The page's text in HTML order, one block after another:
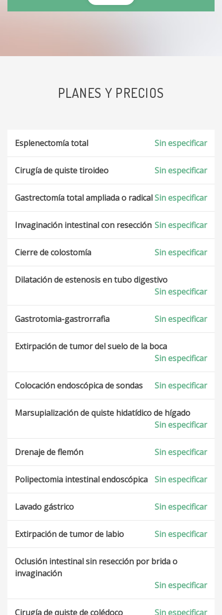
PLANES Y PRECIOS
Esplenectomía total Sin especificar
Cirugía de quiste tiroideo Sin especificar
Gastrectomía total ampliada o radicalSin especificar
Invaginación intestinal con resección Sin especificar
Cierre de colostomía Sin especificar
Dilatación de estenosis en tubo digestivo
Sin especificar
Gastrotomia-gastrorrafia Sin especificar
Extirpación de tumor del suelo de la boca
Sin especificar
Colocación endoscópica de sondas Sin especificar
Marsupialización de quiste hidatídico de hígado
Sin especificar
Drenaje de flemón Sin especificar
Polipectomia intestinal endoscópica Sin especificar
Lavado gástrico Sin especificar
Extirpación de tumor de labio Sin especificar
Oclusión intestinal sin resección por brida o
invaginación
Sin especificar
Cirugía de quiste de colédoco Sin especificar